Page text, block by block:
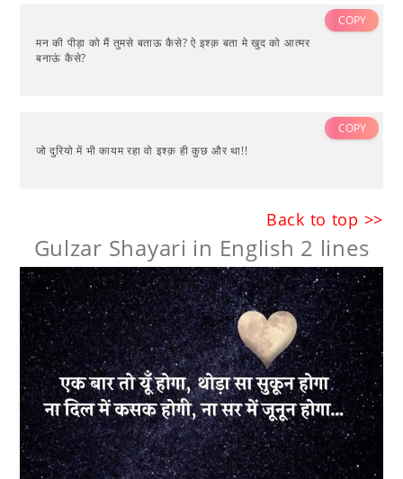
मन की पीड़ा को मैं तुमसे बताऊ कैसे? ऐ इश्क़ बता मे खुद को आत्मर
बनाऊं कैसे?
COPY
जो दुरियो में भी कायम रहा वो इश्क़ ही कुछ और था!!
COPY
Back to top >>
Gulzar Shayari in English 2 lines